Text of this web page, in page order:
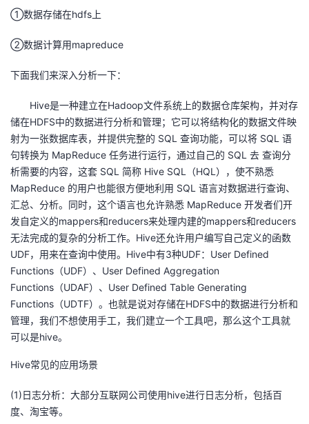
发
者
学
堂
我
的
课
程
我
的
认
证
我
的
实
我
的
Programs
的
支
持
我
的
技
术
支
持
我
的
云
声
建
①数据存储在hdfs上
②数据计算用mapreduce
下面我们来深入分析一下：
Hive是一种建立在Hadoop文件系统上的数据仓库架构，并对存
储在HDFS中的数据进行分析和管理；它可以将结构化的数据文件映
射为一张数据库表，并提供完整的 SQL 查询功能，可以将 SQL 语
句转换为 MapReduce 任务进行运行，通过自己的 SQL 去 查询分
析需要的内容，这套 SQL 简称 Hive SQL（HQL），使不熟悉
MapReduce 的用户也能很方便地利用 SQL 语言对数据进行查询、
汇总、分析。同时，这个语言也允许熟悉 MapReduce 开发者们开
发自定义的mappers和reducers来处理内建的mappers和reducers
无法完成的复杂的分析工作。Hive还允许用户编写自己定义的函数
UDF，用来在查询中使用。Hive中有3种UDF：User Defined
Functions（UDF）、User Defined Aggregation
Functions（UDAF）、User Defined Table Generating
Functions（UDTF）。也就是说对存储在HDFS中的数据进行分析和
管理，我们不想使用手工，我们建立一个工具吧，那么这个工具就
可以是hive。
Hive常见的应用场景
(1)日志分析：大部分互联网公司使用hive进行日志分析，包括百
度、淘宝等。